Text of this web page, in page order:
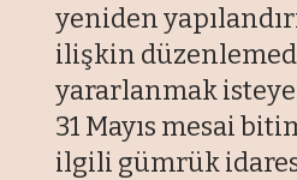
yeniden
ilişkin
yararlanmak
31 Mayıs mesai
ilgili gümrük